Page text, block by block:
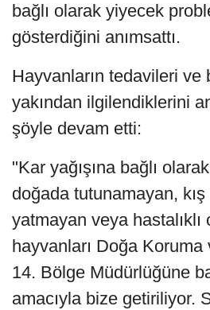
bağlı olarak yiyecek
gösterdiğini anımsattı.
Hayvanların tedavileri ve
yakından ilgilendiklerini
şöyle devam etti:
"Kar yağışına bağlı
doğada tutunamayan,
yatmayan veya hastalıklı
hayvanları Doğa
14. Bölge Müdürlüğüne
amacıyla bize getiriliyor.